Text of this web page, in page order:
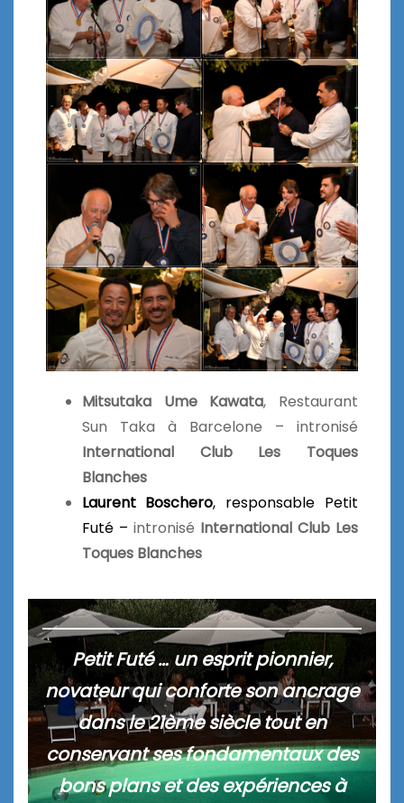
Mitsutaka Ume Kawata, Restaurant
Sun Taka à Barcelone – intronisé
International Club Les Toques
Blanches
Laurent Boschero, responsable Petit
Futé – intronisé International Club Les
Toques Blanches
Petit Futé … un esprit pionnier,
novateur qui conforte son ancrage
dans le 21ème siècle tout en
conservant ses fondamentaux des
bons plans et des expériences à